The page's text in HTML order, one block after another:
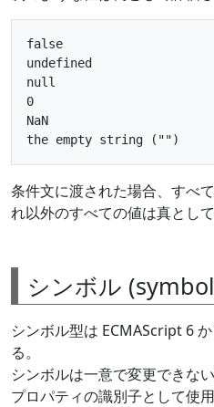
false
undefined
null
0
NaN
条件文に渡された場合、すべ
れ以外のすべての値は真として
シンボル
シンボル型は ECMAScript 6
る。
シンボルは一意で変更できな
プロパティの識別子として使用